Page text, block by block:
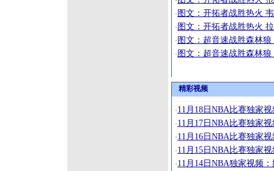
·图文：开拓者战胜热火
·图文：开拓者战胜热火
·图文：超音速战胜森林
·图文：超音速战胜森林
精彩视频
·11月18日NBA比赛独家
·11月17日NBA比赛独家
·11月16日NBA比赛独家
·11月15日NBA比赛独家
·11月14日NBA独家视频